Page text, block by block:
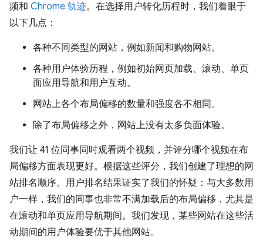
频和 Chrome 轨迹。在选择用户转化历程时，我们着眼于
以下几点：
各种不同类型的网站，例如新闻和购物网站。
各种用户体验历程，例如初始网页加载、滚动、单页
面应用导航和用户互动。
网站上各个布局偏移的数量和强度各不相同。
除了布局偏移之外，网站上没有太多负面体验。
我们让 41 位同事同时观看两个视频，并评分哪个视频在布
局偏移方面表现更好。根据这些评分，我们创建了理想的网
站排名顺序。用户排名结果证实了我们的怀疑：与大多数用
户一样，我们的同事也非常不满加载后的布局偏移，尤其是
在滚动和单页应用导航期间。我们发现，某些网站在这些活
动期间的用户体验要优于其他网站。